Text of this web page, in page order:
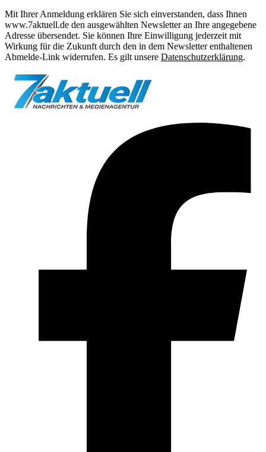
Mit Ihrer Anmeldung erklären Sie sich einverstanden, dass Ihnen
www.7aktuell.de den ausgewählten Newsletter an Ihre angegebene
Adresse übersendet. Sie können Ihre Einwilligung jederzeit mit
Wirkung für die Zukunft durch den in dem Newsletter enthaltenen
Abmelde-Link widerrufen. Es gilt unsere Datenschutzerklärung.